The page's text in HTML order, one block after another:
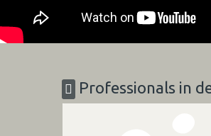
Professionals in